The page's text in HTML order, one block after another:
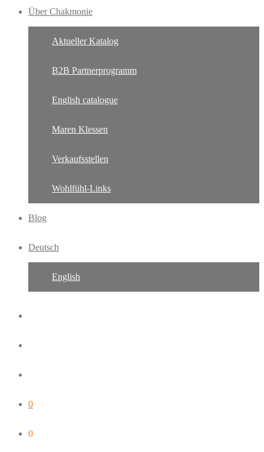
Über Chakmonie
Aktueller Katalog
B2B Partnerprogramm
English catalogue
Maren Klessen
Verkaufsstellen
Wohlfühl-Links
Blog
Deutsch
English
0
0